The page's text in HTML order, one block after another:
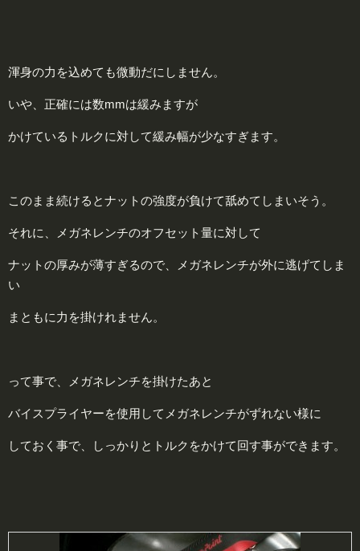
渾身の力を込めても微動だにしません。
いや、正確には数mmは緩みますが
かけているトルクに対して緩み幅が少なすぎます。
このまま続けるとナットの強度が負けて舐めてしまいそう。
それに、メガネレンチのオフセット量に対して
ナットの厚みが薄すぎるので、メガネレンチが外に逃げてしま
い
まともに力を掛けれません。
って事で、メガネレンチを掛けたあと
バイスプライヤーを使用してメガネレンチがずれない様に
しておく事で、しっかりとトルクをかけて回す事ができます。